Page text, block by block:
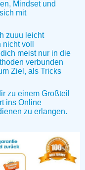
Mindset und
mit
zuuu leicht
voll
meist nur in die
verbunden
Ziel, als Tricks
zu einem Großteil
ins Online
zu erlangen.